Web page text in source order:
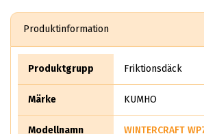
Produktinformation
Produktgrupp Friktionsdäck
Märke KUMHO
Modellnamn WINTERCRAFT